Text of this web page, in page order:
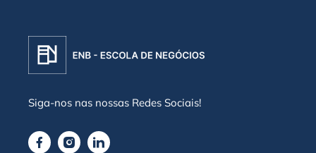
Siga-nos nas nossas Redes Sociais!